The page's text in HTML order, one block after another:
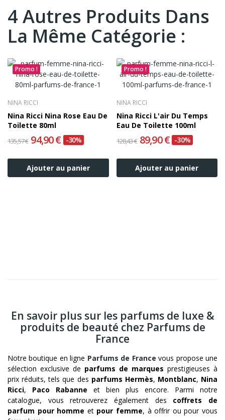
4 Autres Produits Dans
La Même Catégorie :
Promo !
NINA RICCI
Nina Ricci Nina Rose Eau De
Toilette 80ml
135,57 € 94,90 € -30%
Ajouter au panier
Promo !
NINA RICCI
Nina Ricci L'air Du Temps
Eau De Toilette 100ml
128,43 € 89,90 € -30%
Ajouter au panier
En savoir plus sur les parfums de luxe &
produits de beauté chez Parfums de
France
Notre boutique en ligne Parfums de France vous propose une
sélection exclusive de parfums de marques prestigieuses à
prix réduits, tels que des parfums Hermès, Montblanc, Nina
Ricci, Paco Rabanne et bien plus encore. Parmi notre
catalogue, vous retrouverez également des coffrets de
parfum pour homme et pour femme, à offrir ou pour vous